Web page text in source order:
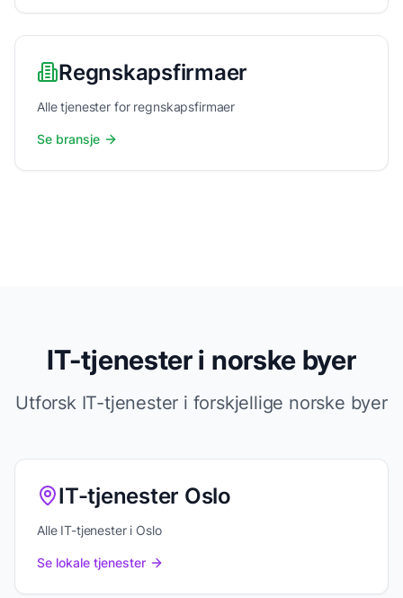
Regnskapsfirmaer
Alle tjenester for regnskapsfirmaer
Se bransje
IT-tjenester i norske byer
Utforsk IT-tjenester i forskjellige norske byer
IT-tjenester Oslo
Alle IT-tjenester i Oslo
Se lokale tjenester